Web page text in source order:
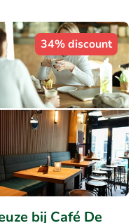
34% discount
bij Café De